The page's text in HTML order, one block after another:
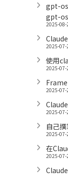
gpt-
gpt-
2025-08-
2025-07-
使用
2025-07-
2025-07-
2025-07-
自己
2025-07-
在
2025-07-